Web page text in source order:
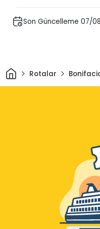
Son Güncelleme 07/
Ev Rotalar